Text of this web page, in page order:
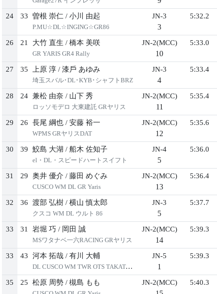
24 33 曽根 崇仁 / ⼩川 由起
P.MU☆DL☆INGING☆GR86
JN-3
3
5:32.2
26 21 ⼤⽵ 直⽣ / 橋本 美咲
GR YARIS GR4 Rally
JN-2(MCC)
10
5:33.0
27 35 上原 淳 / 漆⼾ あゆみ
埼⽟スバル･DL･KYB･シャフトBRZ
JN-3
4
5:33.4
28 24 兼松 由奈 / ⼭下 秀
ロッソモデロ ⼤東建託 GRヤリス
JN-2(MCC)
11
5:35.4
29 26 ⻑尾 綱也 / 安藤 裕⼀
WPMS GRヤリスDAT
JN-2(MCC)
12
5:35.6
30 39 鮫島 ⼤湖 / 船⽊ 佐知⼦
el・DL・スピードハートスイフト
JN-4
5
5:36.0
31 29 奥井 優介 / 藤⽥ めぐみ
CUSCO WM DL GR Yaris
JN-2(MCC)
13
5:36.4
32 36 渡部 弘樹 / 横⼭ 慎太郎
クスコ WM DL ウルト 86
JN-3
5
5:37.7
33 31 岩堀 巧 / 岡⽥ 誠
MSワタナベ⼀六RACING GRヤリス
JN-2(MCC)
14
5:39.3
33 43 河本 拓哉 / 有川 ⼤輔
DL CUSCO WM TWR OTS TAKATAデミオ
JN-5
1
5:39.3
35 25 松原 周勢 / 槻島 もも JN-2(MCC) 5:40.3